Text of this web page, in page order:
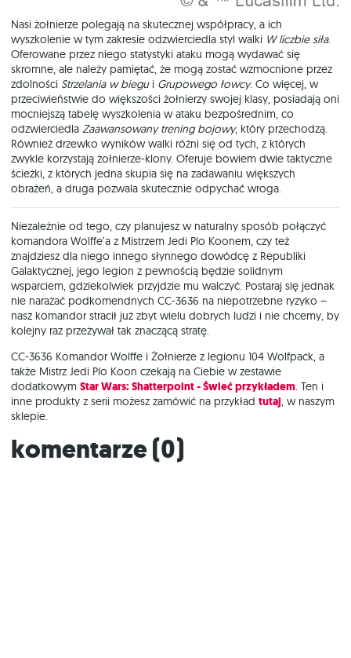
Nasi żołnierze polegają na skutecznej współpracy, a ich
wyszkolenie w tym zakresie odzwierciedla styl walki W liczbie siła.
Oferowane przez niego statystyki ataku mogą wydawać się
skromne, ale należy pamiętać, że mogą zostać wzmocnione przez
zdolności Strzelania w biegui Grupowego łowcy. Co więcej, w
przeciwieństwie do większości żołnierzy swojej klasy, posiadają oni
mocniejszą tabelę wyszkolenia w ataku bezpośrednim, co
odzwierciedla Zaawansowany trening bojowy, który przechodzą.
Również drzewko wyników walki różni się od tych, z których
zwykle korzystają żołnierze-klony. Oferuje bowiem dwie taktyczne
ścieżki, z których jedna skupia się na zadawaniu większych
obrażeń, a druga pozwala skutecznie odpychać wroga.
Niezależnie od tego, czy planujesz w naturalny sposób połączyć
komandora Wolffe’a z Mistrzem Jedi Plo Koonem, czy też
znajdziesz dla niego innego słynnego dowódcę z Republiki
Galaktycznej, jego legion z pewnością będzie solidnym
wsparciem, gdziekolwiek przyjdzie mu walczyć. Postaraj się jednak
nie narażać podkomendnych CC-3636 na niepotrzebne ryzyko –
nasz komandor stracił już zbyt wielu dobrych ludzi i nie chcemy, by
kolejny raz przeżywał tak znaczącą stratę.
CC-3636 Komandor Wolffe i Żołnierze z legionu 104 Wolfpack, a
także Mistrz Jedi Plo Koon czekają na Ciebie w zestawie
dodatkowym Star Wars: Shatterpoint - Świeć przykładem. Ten i
inne produkty z serii możesz zamówić na przykład tutaj, w naszym
sklepie.
Komentarze (0)